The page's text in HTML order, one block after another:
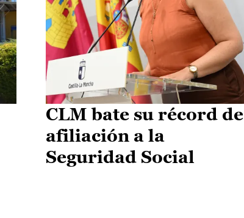
CLM bate su récord de
afiliación a la
Seguridad Social